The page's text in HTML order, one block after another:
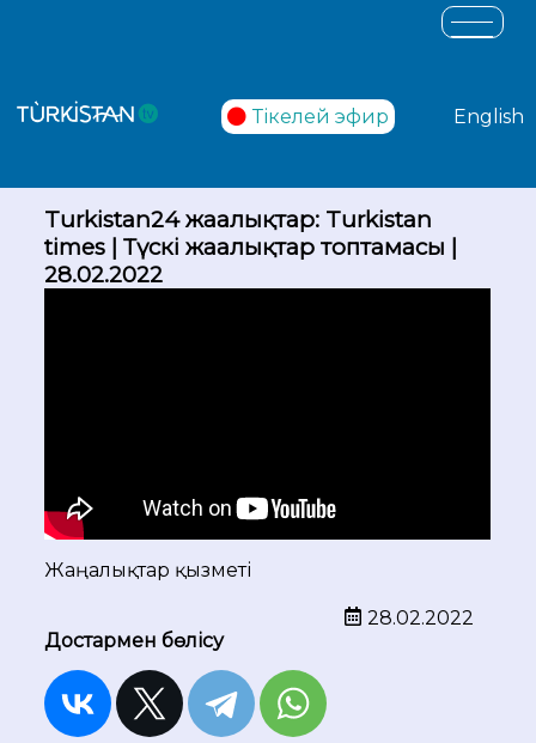
Тікелей эфир English
Turkistan24 жаңалықтар: Turkistan
times | Түскі жаңалықтар топтамасы |
28.02.2022
Жаңалықтар қызметі
28.02.2022
Достармен бөлісу